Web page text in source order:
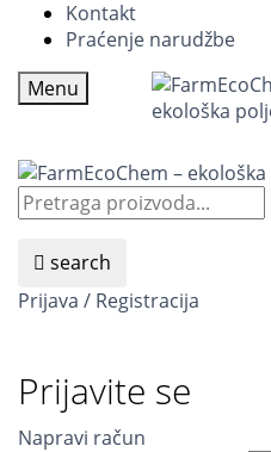
Kontakt
Praćenje narudžbe
Menu
search
Prijava / Registracija
Prijavite se
Napravi račun